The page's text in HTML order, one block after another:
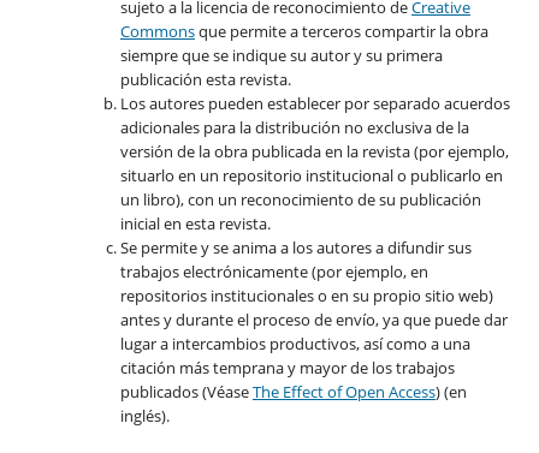
sujeto a la licencia de reconocimiento deCreative
Commonsque permite a terceros compartir la obra
siempre que se indique su autor y su primera
publicación esta revista.
Los autores pueden establecer por separado acuerdos
adicionales para la distribución no exclusiva de la
versión de la obra publicada en la revista (por ejemplo,
situarlo en un repositorio institucional o publicarlo en
un libro), con un reconocimiento de su publicación
inicial en esta revista.
Se permite y se anima a los autores a difundir sus
trabajos electrónicamente (por ejemplo, en
repositorios institucionales o en su propio sitio web)
antes y durante el proceso de envío, ya que puede dar
lugar a intercambios productivos, así como a una
citación más temprana y mayor de los trabajos
publicados (VéaseThe Effect of Open Access) (en
inglés).